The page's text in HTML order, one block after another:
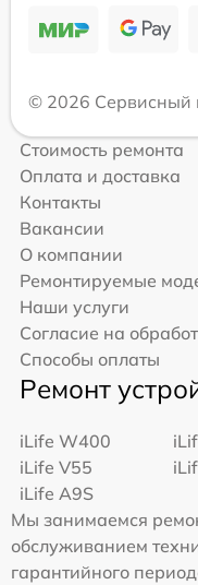
© 2026 Сервисный
Стоимость ремонта
Оплата и доставка
Контакты
Вакансии
О компании
Ремонтируемые
Наши услуги
Согласие на
Способы оплаты
Ремонт
iLife W400
iLife V55
iLife A9S
Мы занимаемся
обслуживанием
гарантийного